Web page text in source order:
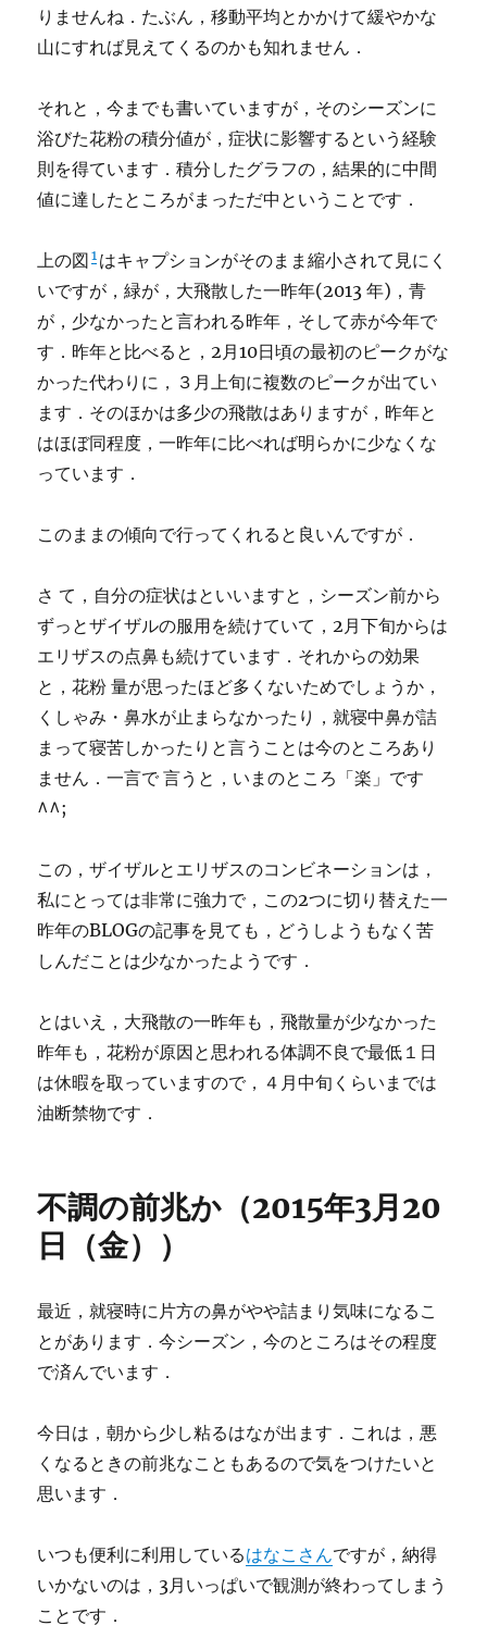
りませんね．たぶん，移動平均とかかけて緩やかな
山にすれば見えてくるのかも知れません．
それと，今までも書いていますが，そのシーズンに
浴びた花粉の積分値が，症状に影響するという経験
則を得ています．積分したグラフの，結果的に中間
値に達したところがまっただ中ということです．
上の図 1 はキャプションがそのまま縮小されて見にく
いですが，緑が，大飛散した一昨年(2013 年)，青
が，少なかったと言われる昨年，そして赤が今年で
す．昨年と比べると，2月10日頃の最初のピークがな
かった代わりに，３月上旬に複数のピークが出てい
ます．そのほかは多少の飛散はありますが，昨年と
はほぼ同程度，一昨年に比べれば明らかに少なくな
っています．
このままの傾向で行ってくれると良いんですが．
さ て，自分の症状はといいますと，シーズン前から
ずっとザイザルの服用を続けていて，2月下旬からは
エリザスの点鼻も続けています．それからの効果
と，花粉 量が思ったほど多くないためでしょうか，
くしゃみ・鼻水が止まらなかったり，就寝中鼻が詰
まって寝苦しかったりと言うことは今のところあり
ません．一言で 言うと，いまのところ「楽」です
^^;
この，ザイザルとエリザスのコンビネーションは，
私にとっては非常に強力で，この2つに切り替えた一
昨年のBLOGの記事を見ても，どうしようもなく苦
しんだことは少なかったようです．
とはいえ，大飛散の一昨年も，飛散量が少なかった
昨年も，花粉が原因と思われる体調不良で最低１日
は休暇を取っていますので，４月中旬くらいまでは
油断禁物です．
不調の前兆か（2015年3月20
日（金））
最近，就寝時に片方の鼻がやや詰まり気味になるこ
とがあります．今シーズン，今のところはその程度
で済んでいます．
今日は，朝から少し粘るはなが出ます．これは，悪
くなるときの前兆なこともあるので気をつけたいと
思います．
いつも便利に利用しているはなこさんですが，納得
いかないのは，3月いっぱいで観測が終わってしまう
ことです．